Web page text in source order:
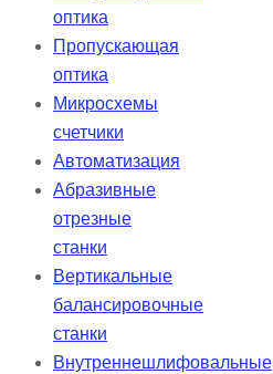
оптика
Пропускающая
оптика
Микросхемы
счетчики
Автоматизация
Абразивные
отрезные
станки
Вертикальные
балансировочные
станки
Внутреннешлифовальные